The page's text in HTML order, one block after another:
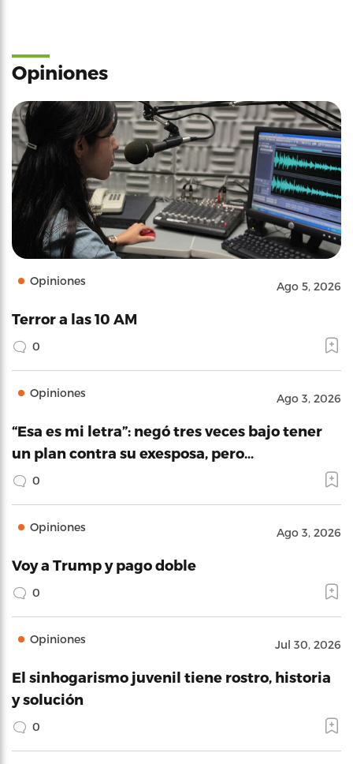
Opiniones
Opiniones Ago 5, 2026
Terror a las 10 AM
0
Opiniones Ago 3, 2026
“Esa es mi letra”: negó tres veces bajo tener
un plan contra su exesposa, pero…
0
Opiniones Ago 3, 2026
Voy a Trump y pago doble
0
Opiniones Jul 30, 2026
El sinhogarismo juvenil tiene rostro, historia
y solución
0